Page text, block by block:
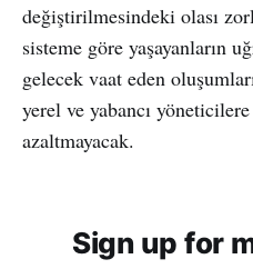
değiştirilmesindeki olası
sisteme göre yaşayanların
gelecek vaat eden
yerel ve yabancı
azaltmayacak.
Sign up for